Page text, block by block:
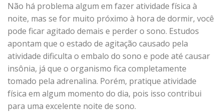
Não há problema algum em fazer atividade física à
noite, mas se for muito próximo à hora de dormir, você
pode ficar agitado demais e perder o sono. Estudos
apontam que o estado de agitação causado pela
atividade dificulta o embalo do sono e pode até causar
insônia, já que o organismo fica completamente
tomado pela adrenalina. Porém, pratique atividade
física em algum momento do dia, pois isso contribui
para uma excelente noite de sono.